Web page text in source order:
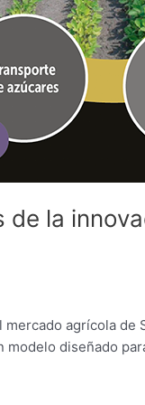
de la
agrícola de
diseñado